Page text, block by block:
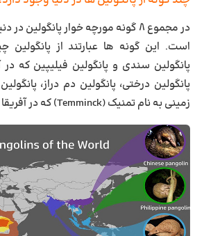
در مجموع ۸ گونه مورچه خوار
است. این گونه ها عبارتند از پانگولین
پانگولین سندی و پانگولین فیلیپین که
پانگولین درختی، پانگولین دم دراز،
زمینی به نام تمنیک (Temminck) که در آفریقا زندگی می کند.